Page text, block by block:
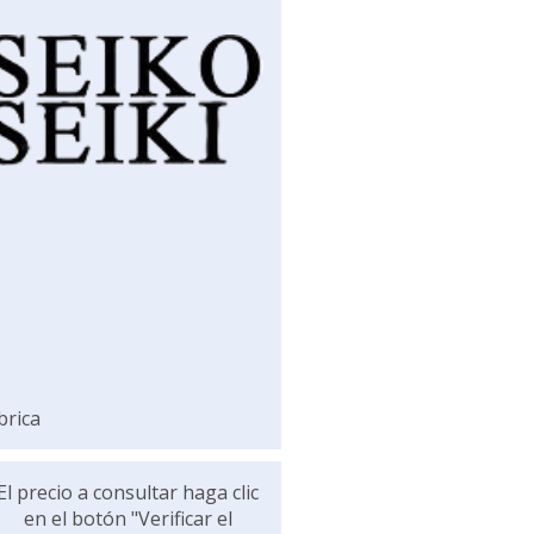
precio a consultar haga clic
en el botón "Verificar el